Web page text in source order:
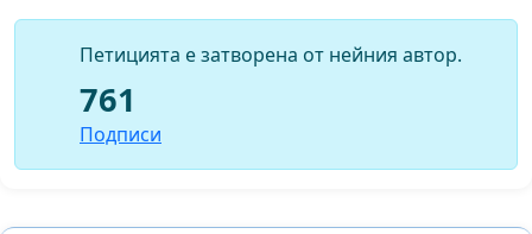
Кариерата на арх. Петров преминава през 4
архитектурни бюра във Франция и НИПК (НИНКН).
Стипендиант е на френското правителство,
завършва, а по-късно оглавява и специализирания
курс за България на центъра за висши науки „Шайо“,
школа в опазването на недвижимите ценности.
Петицията е затворена от нейния автор.
761
Подписи